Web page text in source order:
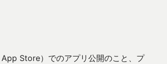
Store）でのアプリ公開のこと、プ